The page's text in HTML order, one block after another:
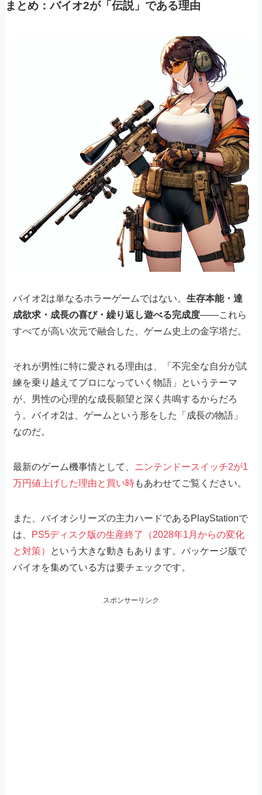
まとめ：バイオ2が「伝説」である理由
バイオ2は単なるホラーゲームではない。生存本能・達
成欲求・成長の喜び・繰り返し遊べる完成度——これら
すべてが高い次元で融合した、ゲーム史上の金字塔だ。
それが男性に特に愛される理由は、「不完全な自分が試
練を乗り越えてプロになっていく物語」というテーマ
が、男性の心理的な成長願望と深く共鳴するからだろ
う。バイオ2は、ゲームという形をした「成長の物語」
なのだ。
最新のゲーム機事情として、 ニンテンドースイッチ2が1
万円値上げした理由と買い時もあわせてご覧ください。
また、バイオシリーズの主力ハードであるPlayStationで
は、 PS5ディスク版の生産終了（2028年1月からの変化
と対策） という大きな動きもあります。パッケージ版で
バイオを集めている方は要チェックです。
スポンサーリンク